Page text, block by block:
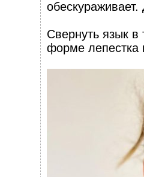
Свернуть язык
форме лепестка